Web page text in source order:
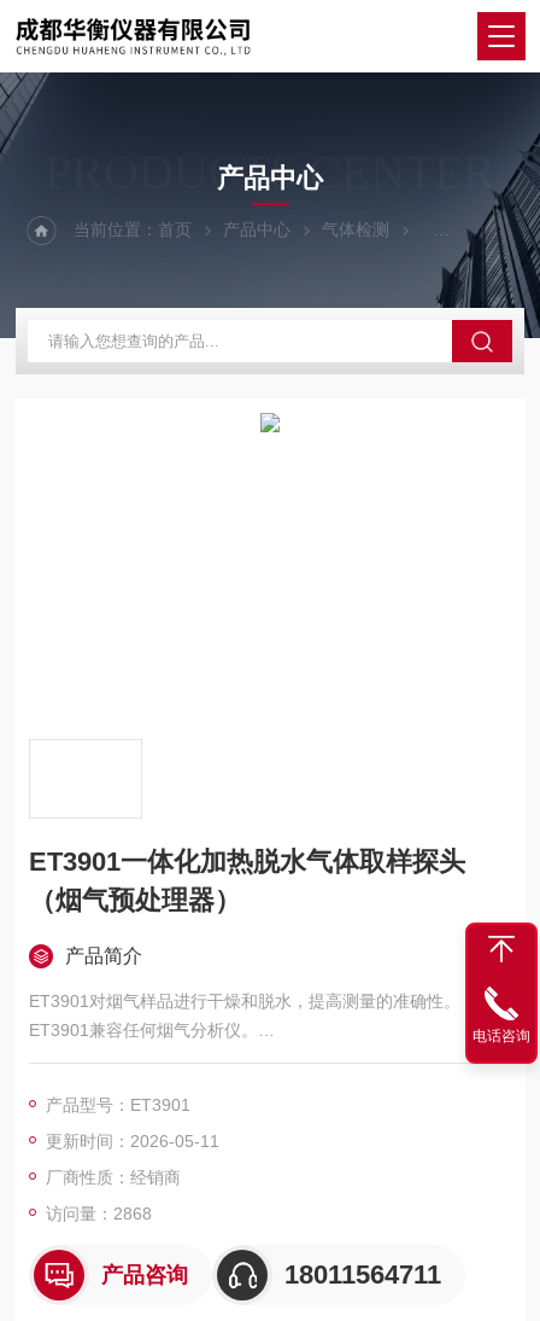
PRODUCTS CENTER
产品中心
当前位置：首页 产品中心 气体检测 烟气分析仪
ET3901一体化加热脱水气体取样探头
（烟气预处理器）
产品简介
ET3901对烟气样品进行干燥和脱水，提高测量的准确性。
ET3901兼容任何烟气分析仪。
无需特殊工具，ET3901防尘预过滤器可以被更换或清洗后重复使
ET3901可以连接定制的不加热延长探头（不同的形状，长度和材
料），以适应客户的各种要求，更高的工作温度、腐蚀性的环境
等。
ET3901是一种重量轻、直流操作、用户使用方便和灵活的烟气采
产品型号：ET3901
更新时间：2026-05-11
厂商性质：经销商
访问量：2868
产品咨询 18011564711
电话咨询